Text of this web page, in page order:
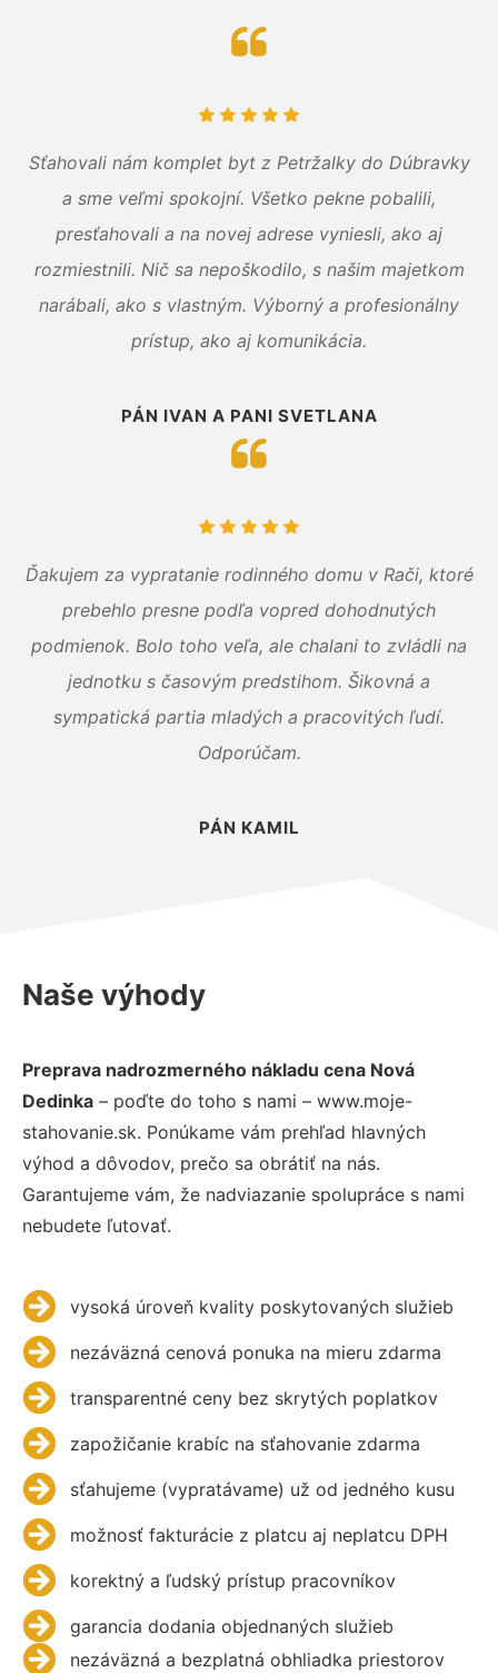
Sťahovali nám komplet byt z Petržalky do Dúbravky
a sme veľmi spokojní. Všetko pekne pobalili,
presťahovali a na novej adrese vyniesli, ako aj
rozmiestnili. Nič sa nepoškodilo, s našim majetkom
narábali, ako s vlastným. Výborný a profesionálny
prístup, ako aj komunikácia.
PÁN IVAN A PANI SVETLANA
Ďakujem za vypratanie rodinného domu v Rači, ktoré
prebehlo presne podľa vopred dohodnutých
podmienok. Bolo toho veľa, ale chalani to zvládli na
jednotku s časovým predstihom. Šikovná a
sympatická partia mladých a pracovitých ľudí.
Odporúčam.
PÁN KAMIL
Naše výhody
Preprava nadrozmerného nákladu cena Nová
Dedinka – poďte do toho s nami – www.moje-
stahovanie.sk. Ponúkame vám prehľad hlavných
výhod a dôvodov, prečo sa obrátiť na nás.
Garantujeme vám, že nadviazanie spolupráce s nami
nebudete ľutovať.
vysoká úroveň kvality poskytovaných služieb
nezáväzná cenová ponuka na mieru zdarma
transparentné ceny bez skrytých poplatkov
zapožičanie krabíc na sťahovanie zdarma
sťahujeme (vypratávame) už od jedného kusu
možnosť fakturácie z platcu aj neplatcu DPH
korektný a ľudský prístup pracovníkov
garancia dodania objednaných služieb
nezáväzná a bezplatná obhliadka priestorov